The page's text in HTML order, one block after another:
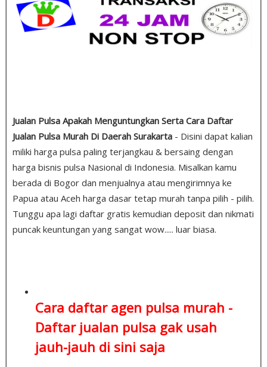
Jualan Pulsa Apakah Menguntungkan Serta Cara Daftar
Jualan Pulsa Murah Di Daerah Surakarta - Disini dapat kalian
miliki harga pulsa paling terjangkau & bersaing dengan
harga bisnis pulsa Nasional di Indonesia. Misalkan kamu
berada di Bogor dan menjualnya atau mengirimnya ke
Papua atau Aceh harga dasar tetap murah tanpa pilih - pilih.
Tunggu apa lagi daftar gratis kemudian deposit dan nikmati
puncak keuntungan yang sangat wow..... luar biasa.
Cara daftar agen pulsa murah -
Daftar jualan pulsa gak usah
jauh-jauh di sini saja